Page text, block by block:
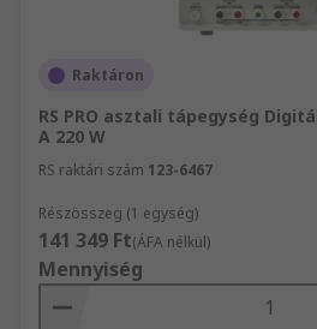
Raktáron
RS PRO asztali tápegység
A 220 W
RS raktári szám 123-6467
Részösszeg (1 egység)
141 349 Ft(ÁFA nélkül)
Mennyiség